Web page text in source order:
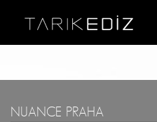
NUANCE PRAHA